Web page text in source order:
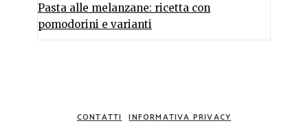
Pasta alle melanzane: ricetta con
pomodorini e varianti
CONTATTI INFORMATIVA PRIVACY